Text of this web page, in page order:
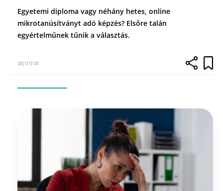
Egyetemi diploma vagy néhány hetes, online
mikrotanúsítványt adó képzés? Elsőre talán
egyértelműnek tűnik a választás.
26/07/08